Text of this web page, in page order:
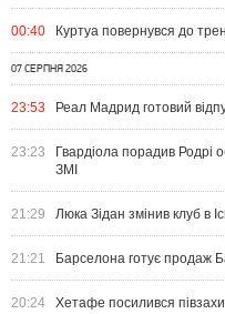
00:40 Куртуа повернувся до
07 СЕРПНЯ 2026
23:53 Реал Мадрид готовий
23:23
Гвардіола порадив
ЗМІ
21:29 Люка Зідан змінив клуб в
21:21 Барселона готує продаж
20:24 Хетафе посилився